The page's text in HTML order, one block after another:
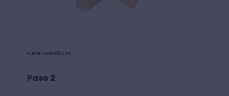
Fuente: cadena88.com
Paso 2